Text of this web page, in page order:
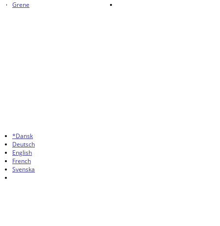
Grene
*Dansk
Deutsch
English
French
Svenska